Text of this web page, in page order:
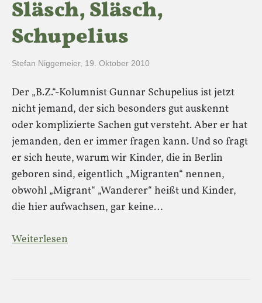
Släsch, Släsch,
Schupelius
Stefan Niggemeier, 19. Oktober 2010
Der „B.Z.“-Kolumnist Gunnar Schupelius ist jetzt
nicht jemand, der sich besonders gut auskennt
oder komplizierte Sachen gut versteht. Aber er hat
jemanden, den er immer fragen kann. Und so fragt
er sich heute, warum wir Kinder, die in Berlin
geboren sind, eigentlich „Migranten“ nennen,
obwohl „Migrant“ „Wanderer“ heißt und Kinder,
die hier aufwachsen, gar keine…
Weiterlesen